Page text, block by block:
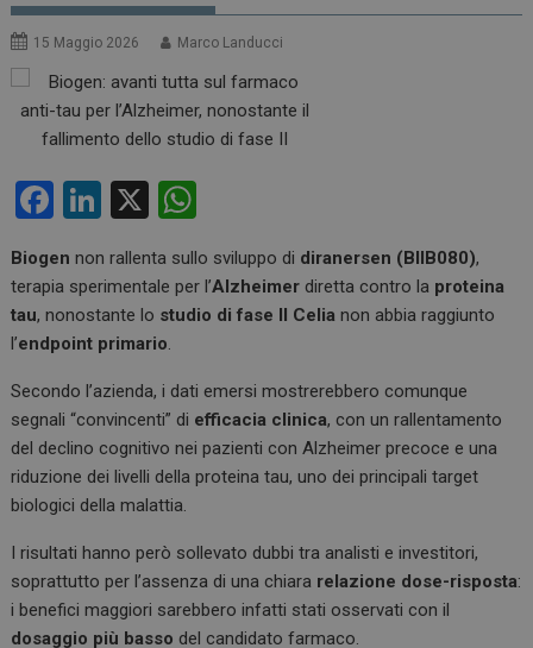
15 Maggio 2026 Marco Landucci
F
ce
b
o
o
k
Li
ke
dI
n
X
at
s
p
p
Biogen non rallenta sullo sviluppo di diranersen (BIIB080),
terapia sperimentale per l’Alzheimer diretta contro la proteina
tau, nonostante lo studio di fase II Celia non abbia raggiunto
l’endpoint primario.
Secondo l’azienda, i dati emersi mostrerebbero comunque
segnali “convincenti” di efficacia clinica, con un rallentamento
del declino cognitivo nei pazienti con Alzheimer precoce e una
riduzione dei livelli della proteina tau, uno dei principali target
biologici della malattia.
I risultati hanno però sollevato dubbi tra analisti e investitori,
soprattutto per l’assenza di una chiara relazione dose-risposta:
i benefici maggiori sarebbero infatti stati osservati con il
dosaggio più basso del candidato farmaco.